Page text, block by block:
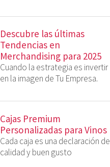
Descubre las últimas
Tendencias en
Merchandising para 2025
Cuando la estrategia es invertir
en la imagen de Tu Empresa.
Cajas Premium
Personalizadas para Vinos
Cada caja es una declaración de
calidad y buen gusto